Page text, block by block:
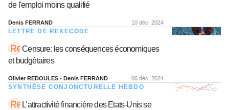
de l'emploi moins qualifié
Denis FERRAND 10 déc. 2024
LETTRE DE REXECODE
Censure: les conséquences économiques
et budgétaires
Olivier REDOULES - Denis FERRAND 06 déc. 2024
SYNTHÈSE CONJONCTURELLE HEBDO
L’attractivité financière des Etats-Unis se